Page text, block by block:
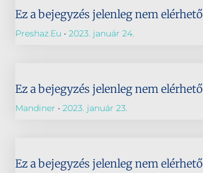
Ez a bejegyzés jelenleg nem elérhető
Preshaz.eu 2023. január 24.
Ez a bejegyzés jelenleg nem elérhető
Mandiner 2023. január 23.
Ez a bejegyzés jelenleg nem elérhető